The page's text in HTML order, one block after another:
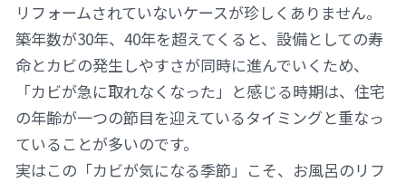
リフォームされていないケースが珍しくありません。
築年数が30年、40年を超えてくると、設備としての寿
命とカビの発生しやすさが同時に進んでいくため、
「カビが急に取れなくなった」と感じる時期は、住宅
の年齢が一つの節目を迎えているタイミングと重なっ
ていることが多いのです。
実はこの「カビが気になる季節」こそ、お風呂のリフ